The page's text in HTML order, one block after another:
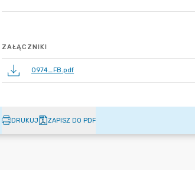
ZAŁĄCZNIKI
0974_FB.pdf
DRUKUJ ZAPISZ DO PDF